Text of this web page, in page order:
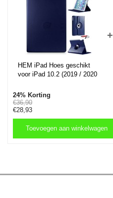
HEM iPad Hoes geschikt
voor iPad 10.2 (2019 / 2020
inch - Draaibare hoes - iPad
2019 / 2020 / 2021 hoes -
iPad 7 / 8 / 9 Hoes - 7e / 8e
/ 9e generatie hoes - Met
Stylus Pen
+
24% Korting
€36,90
€28,93
Toevoegen aan winkelwagen